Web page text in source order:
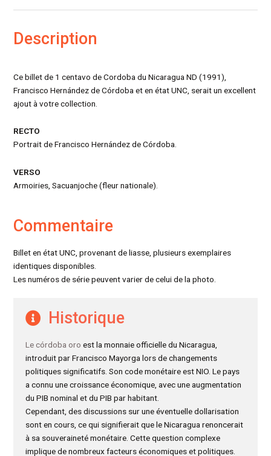
Description
Ce billet de 1 centavo de Cordoba du Nicaragua ND (1991),
Francisco Hernández de Córdoba et en état UNC, serait un excellent
ajout à votre collection.
RECTO
Portrait de Francisco Hernández de Córdoba.
VERSO
Armoiries, Sacuanjoche (fleur nationale).
Commentaire
Billet en état UNC, provenant de liasse, plusieurs exemplaires
identiques disponibles.
Les numéros de série peuvent varier de celui de la photo.
Historique
Le córdoba oro est la monnaie officielle du Nicaragua,
introduit par Francisco Mayorga lors de changements
politiques significatifs. Son code monétaire est NIO. Le pays
a connu une croissance économique, avec une augmentation
du PIB nominal et du PIB par habitant.
Cependant, des discussions sur une éventuelle dollarisation
sont en cours, ce qui signifierait que le Nicaragua renoncerait
à sa souveraineté monétaire. Cette question complexe
implique de nombreux facteurs économiques et politiques.